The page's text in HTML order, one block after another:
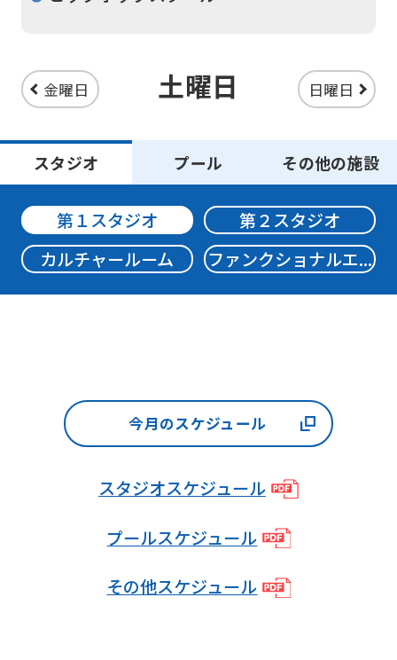
金曜日 土曜日 日曜日
スタジオ プール その他の施設
第１スタジオ
第２スタジオ
カルチャールーム
ファンクショナルエ...
今月のスケジュール
スタジオスケジュール
プールスケジュール
その他スケジュール
this
website
will
be
translated
mechanically,
so
it
accurate
translation.
The
translation
may
from